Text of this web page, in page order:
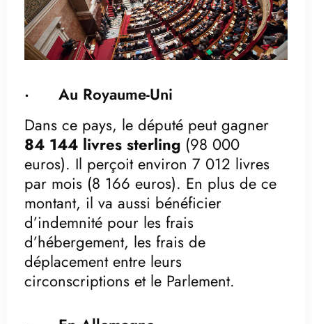
· Au Royaume-Uni
Dans ce pays, le député peut gagner
84 144 livres sterling (98 000
euros). Il perçoit environ 7 012 livres
par mois (8 166 euros). En plus de ce
montant, il va aussi bénéficier
d’indemnité pour les frais
d’hébergement, les frais de
déplacement entre leurs
circonscriptions et le Parlement.